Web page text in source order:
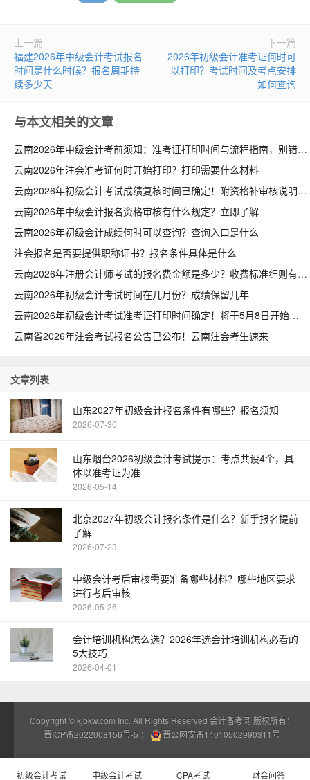
上一篇
福建2026年中级会计考试报名
时间是什么时候？报名周期持
续多少天
下一篇
2026年初级会计准考证何时可
以打印？考试时间及考点安排
如何查询
与本文相关的文章
云南2026年中级会计考前须知：准考证打印时间与流程指南，别错过
云南2026年注会准考证何时开始打印？打印需要什么材料
云南2026年初级会计考试成绩复核时间已确定！附资格补审核说明
云南2026年中级会计报名资格审核有什么规定？立即了解
云南2026年初级会计成绩何时可以查询？查询入口是什么
注会报名是否要提供职称证书？报名条件具体是什么
云南2026年注册会计师考试的报名费金额是多少？收费标准细则有哪些
云南2026年初级会计考试时间在几月份？成绩保留几年
云南2026年初级会计考试准考证打印时间确定！将于5月8日开始
云南省2026年注会考试报名公告已公布！云南注会考生速来
文章列表
山东2027年初级会计报名条件有哪些？报名须知
2026-07-30
山东烟台2026初级会计考试提示：考点共设4个，具
体以准考证为准
2026-05-14
北京2027年初级会计报名条件是什么？新手报名提前
了解
2026-07-23
中级会计考后审核需要准备哪些材料？哪些地区要求
进行考后审核
2026-05-26
会计培训机构怎么选？2026年选会计培训机构必看的
5大技巧
2026-04-01
Copyright ©kjbkw.com Inc. All Rights Reserved 会计备考网 版权所有；
晋ICP备2022008156号-5 ； 晋公网安备14010502990311号
初级会计考试 中级会计考试 CPA考试 财会问答